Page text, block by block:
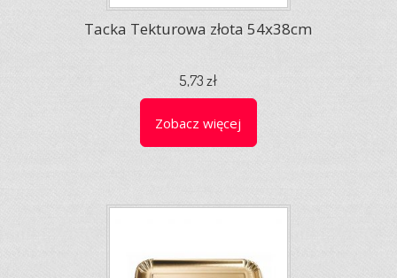
Tacka Tekturowa złota 54x38cm
5,73 zł
Zobacz więcej